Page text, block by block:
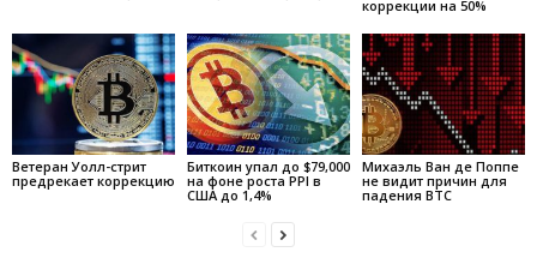
коррекции на 50%
Ветеран Уолл-стрит
предрекает коррекцию
Биткоин упал до $79,000
на фоне роста PPI в
США до 1,4%
Михаэль Ван де Поппе
не видит причин для
падения BTC